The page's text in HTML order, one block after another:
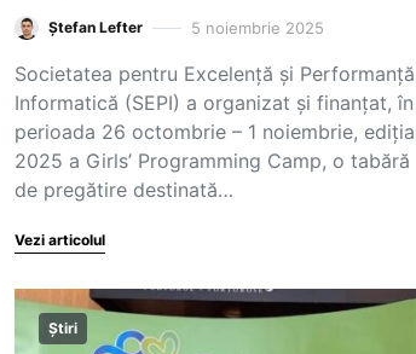
Ștefan Lefter 5 noiembrie 2025
Societatea pentru Excelență și
Informatică (SEPI) a organizat și finanțat, în
perioada 26 octombrie – 1 noiembrie, ediția
2025 a Girls’ Programming Camp, o tabără
de pregătire destinată…
Vezi articolul
Știri